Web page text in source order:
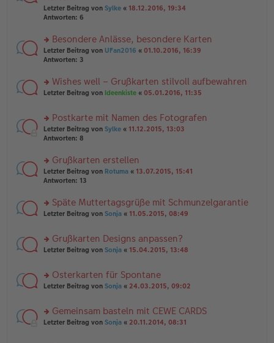
g
B
ei
a
g
el
es
er
B
ei
a
g
r
u
n
el
es
e
B
ei
a
g
Letzter Beitrag von Sylke « 18.12.2016, 19:34
Antworten: 6
rs
te
n
g
es
e
n
er
ei
tr
a
Besondere Anlässe, besondere Karten
Letzter Beitrag von UFan2016 « 01.10.2016, 16:39
Antworten: 3
rs
u
n
g
es
e
n
er
ei
tr
Wishes well – Grußkarten stilvoll aufbewahren
Letzter Beitrag von Ideenkiste « 05.01.2016, 11:35
rs
te
n
g
el
e
n
ei
tr
Postkarte mit Namen des Fotografen
Letzter Beitrag von Sylke « 11.12.2015, 13:03
Antworten: 8
rs
te
n
g
es
e
n
B
ei
tr
g
Grußkarten erstellen
Letzter Beitrag von Rotuma « 13.07.2015, 15:41
Antworten: 13
rs
u
n
es
e
B
ei
Späte Muttertagsgrüße mit Schmunzelgarantie
Letzter Beitrag von Sonja « 11.05.2015, 08:49
rs
u
n
es
e
Grußkarten Designs anpassen?
Letzter Beitrag von Sonja « 15.04.2015, 13:48
rs
u
n
Osterkarten für Spontane
Letzter Beitrag von Sonja « 24.03.2015, 09:02
rs
Gemeinsam basteln mit CEWE CARDS
Letzter Beitrag von Sonja « 20.11.2014, 08:31